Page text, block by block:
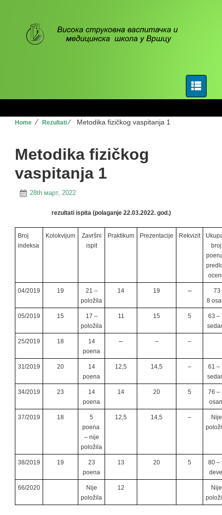
Home ⁄ Rezultati⁄ Metodika fizičkog vaspitanja 1
Metodika fizičkog
vaspitanja 1
28th март, 2022
rezultati ispita (polaganje 22.03.2022. god.)
Broj
indeksa
Kolokvijum
Završni
ispit
Praktikum Prezentacije Rekvizit
broj
04/2019 19
21 –
položila
14 19 –
73
8
05/2019 15
17 –
položila
11 15 5
63 –
25/2019 18
14
poena
– – –
31/2019 20
14
poena
12,5 14,5 –
61 –
34/2019 23
14
poena
14 20 5
76 –
37/2019 18
5
poena
– nije
položila
12,5 14,5 –
Nije
38/2019 19
23
poena
13 20 5
80 –
66/2020
Nije
položila
12
Nije